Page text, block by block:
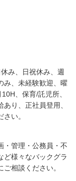
み、日祝休み、週
み、未経験歓迎、曜
、保育/託児所、
り、正社員登用、
い。
・管理・公務員・不
ど様々なバックグラ
相談ください。